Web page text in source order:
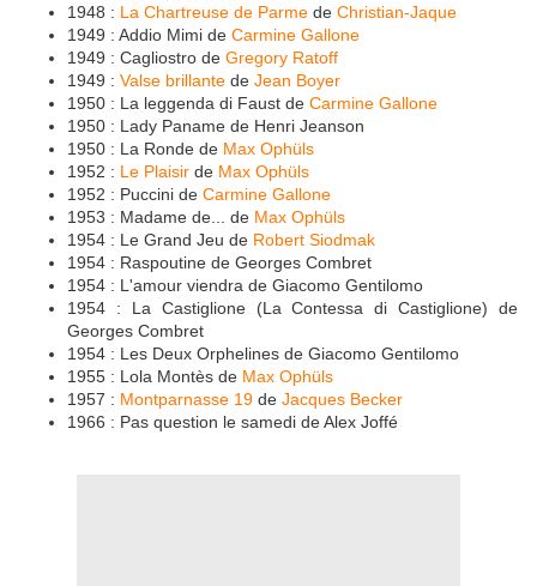
1948 : La Chartreuse de Parme de Christian-Jaque
1949 : Addio Mimi de Carmine Gallone
1949 : Cagliostro de Gregory Ratoff
1949 : Valse brillante de Jean Boyer
1950 : La leggenda di Faust de Carmine Gallone
1950 : Lady Paname de Henri Jeanson
1950 : La Ronde de Max Ophüls
1952 : Le Plaisir de Max Ophüls
1952 : Puccini de Carmine Gallone
1953 : Madame de... de Max Ophüls
1954 : Le Grand Jeu de Robert Siodmak
1954 : Raspoutine de Georges Combret
1954 : L'amour viendra de Giacomo Gentilomo
1954 : La Castiglione (La Contessa di Castiglione) de
Georges Combret
1954 : Les Deux Orphelines de Giacomo Gentilomo
1955 : Lola Montès de Max Ophüls
1957 : Montparnasse 19 de Jacques Becker
1966 : Pas question le samedi de Alex Joffé